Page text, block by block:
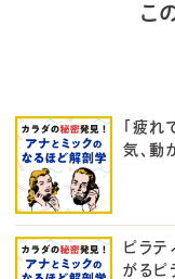
こ
「疲れ
気、動
ピラテ
がるピ